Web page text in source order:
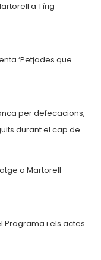
a Tírig
‘Petjades que
per defecacions,
durant el cap de
a Martorell
Programa i els actes